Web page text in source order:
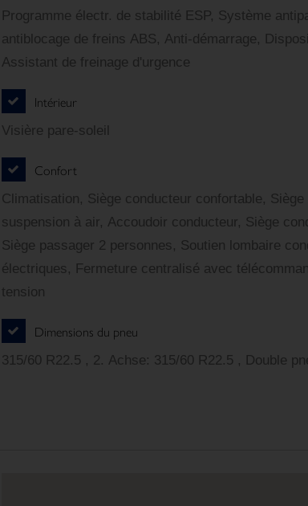
Programme électr. de stabilité ESP, Système
antiblocage de freins ABS, Anti-démarrage,
Assistant de freinage d'urgence
Intérieur
Visière pare-soleil
Confort
Climatisation, Siège conducteur confortable, Siège
suspension à air, Accoudoir conducteur, Siège
Siège passager 2 personnes, Soutien lombaire
électriques, Fermeture centralisé avec
tension
Dimensions du pneu
315/60 R22.5 , 2. Achse: 315/60 R22.5 , Double